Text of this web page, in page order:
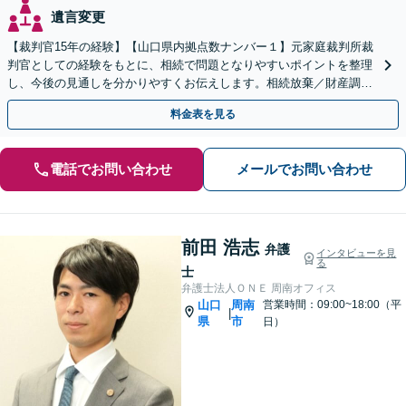
遺言変更
【裁判官15年の経験】【山口県内拠点数ナンバー１】元家庭裁判所裁
判官としての経験をもとに、相続で問題となりやすいポイントを整理
し、今後の見通しを分かりやすくお伝えします。相続放棄／財産調査
／遺言書作成・執行も幅広く対応可能【夜間対応】
料金表を見る
電話でお問い合わせ メールでお問い合わせ
前田 浩志 弁護
士
インタビューを見
る
弁護士法人ＯＮＥ 周南オフィス
山口
県
|
周南
市
営業時間：09:00~18:00（平
日）